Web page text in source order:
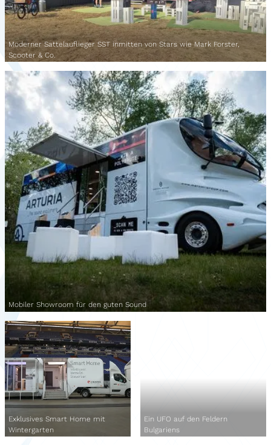
Moderner Sattelauflieger SST inmitten von Stars wie Mark Forster,
Scooter & Co.
Mobiler Showroom für den guten Sound
Exklusives Smart Home mit
Wintergarten
Ein UFO auf den Feldern
Bulgariens